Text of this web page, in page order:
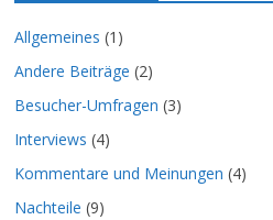
Allgemeines (1)
Andere Beiträge (2)
Besucher-Umfragen (3)
Interviews (4)
Kommentare und Meinungen (4)
Nachteile (9)